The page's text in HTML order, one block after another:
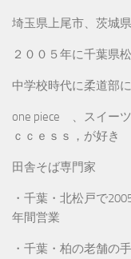
埼玉県上尾市、茨城
２００５年に千葉県
中学校時代に柔道部
one piece 、スイー
ｃｃｅｓｓ，が好き
田舎そば専門家
・千葉・北松戸で
年間営業
・千葉・柏の老舗の